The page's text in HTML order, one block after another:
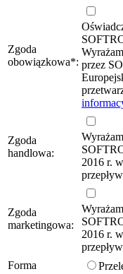
Zgoda
obowiązkowa*: przez
Zgoda
handlowa:
2016 r.
Zgoda
marketingowa:
2016 r.
Forma